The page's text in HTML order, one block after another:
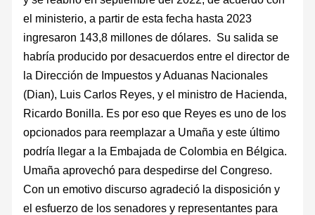
el ministerio, a partir de esta fecha hasta 2023
ingresaron 143,8 millones de dólares. Su salida se
habría producido por desacuerdos entre el director de
la Dirección de Impuestos y Aduanas Nacionales
(Dian), Luis Carlos Reyes, y el ministro de Hacienda,
Ricardo Bonilla. Es por eso que Reyes es uno de los
opcionados para reemplazar a Umaña y este último
podría llegar a la Embajada de Colombia en Bélgica.
Umaña aprovechó para despedirse del Congreso.
Con un emotivo discurso agradeció la disposición y
el esfuerzo de los senadores y representantes para